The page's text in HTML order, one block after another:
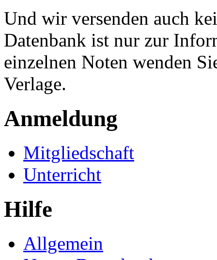
Und wir versenden auch
Datenbank ist nur zur
einzelnen Noten wenden
Verlage.
Anmeldung
Mitgliedschaft
Unterricht
Hilfe
Allgemein